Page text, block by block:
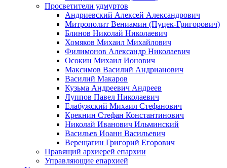
Просветители удмуртов
Андриевский Алексей Александрович
Митрополит Вениамин (Пуцек-Григорович)
Блинов Николай Николаевич
Хомяков Михаил Михайлович
Филимонов Александр Николаевич
Осокин Михаил Ионович
Максимов Василий Андрианович
Василий Макаров
Кузьма Андреевич Андреев
Луппов Павел Николаевич
Елабужский Михаил Стефанович
Крекнин Стефан Константинович
Николай Иванович Ильминский
Васильев Иоанн Васильевич
Верещагин Григорий Егорович
Правящий архиерей епархии
Управляющие епархией